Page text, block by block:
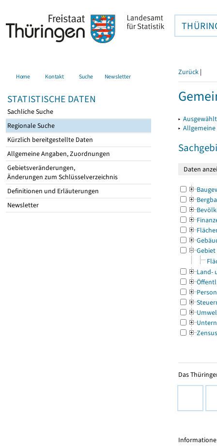
Home Kontakt Suche Newsletter
STATISTISCHE DATEN
Sachliche Suche
Regionale Suche
Kürzlich bereitgestellte Daten
Allgemeine Angaben, Zuordnungen
Gebietsveränderungen,
Änderungen zum Schlüsselverzeichnis
Definitionen und Erläuterungen
Newsletter
Zurück |
▸
▸
Gebiet
Land-
Zensus
Das